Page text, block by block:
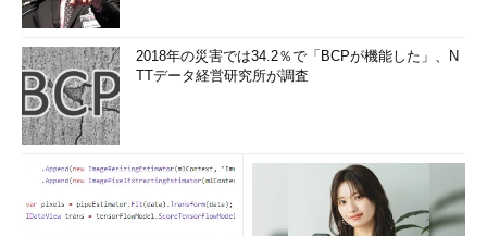
2018年の災害では34.2％で「BCPが機能した」、N
TTデータ経営研究所が調査